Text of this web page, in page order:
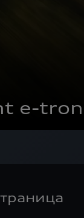
e-tron